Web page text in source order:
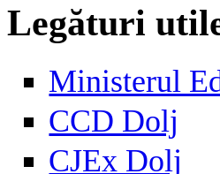
Legături
Ministerul
CCD Dolj
CJEx Dolj